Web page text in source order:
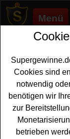
Menü
Supergewinne.de>
Anzeige:
Anzeige:
Anker
Festival
Cookies sind
notwendig
benötigen wir
zur
betrieben